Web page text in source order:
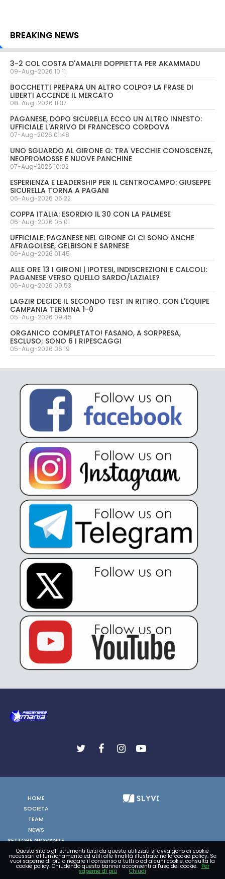
BREAKING NEWS
3-2 COL COSTA D'AMALFI! DOPPIETTA PER AKAMMADU
09-Aug-2026 10:11
BOCCHETTI PREPARA UN ALTRO COLPO? LA FRASE DI
LIBERTI ACCENDE IL MERCATO
08-Aug-2026 11:37
PAGANESE, DOPO SICURELLA ECCO UN ALTRO INNESTO:
UFFICIALE L'ARRIVO DI FRANCESCO CORDOVA
07-Aug-2026 01:48
UNO SGUARDO AL GIRONE G: TRA VECCHIE CONOSCENZE,
NEOPROMOSSE E NUOVE PANCHINE
07-Aug-2026 10:02
ESPERIENZA E LEADERSHIP PER IL CENTROCAMPO: GIUSEPPE
SICURELLA TORNA A PAGANI
06-Aug-2026 06:22
COPPA ITALIA: ESORDIO IL 30 CON LA PALMESE
06-Aug-2026 05:01
UFFICIALE: PAGANESE NEL GIRONE G! CI SONO ANCHE
AFRAGOLESE, GELBISON E SARNESE
06-Aug-2026 01:45
ALLE ORE 13 I GIRONI | IPOTESI, INDISCREZIONI E CALCOLI:
PAGANESE VERSO QUELLO SARDO/LAZIALE?
06-Aug-2026 09:53
LAGZIR DECIDE IL SECONDO TEST IN RITIRO. CON L'EQUIPE
CAMPANIA TERMINA 1-0
05-Aug-2026 09:45
ORGANICO COMPLETATO! FASANO, A SORPRESA,
ESCLUSO; SONO 6 I RIPESCAGGI
05-Aug-2026 06:19
HOME
SOCIETA
TEAM
NEWS
SETTORE GIOVANILE
FOTO
VIDEO
Questo sito o gli strumenti terzi da questo utilizzati si avvalgono di cookie
necessari al funzionamento ed utili alle finalità illustrate nella cookie policy. Se
vuoi saperne di più o negare il consenso a tutti o ad alcuni cookie, consulta la
cookie policy. Chiudendo questo banner acconsenti all'uso dei cookie. Per
saperne di più Chiudi